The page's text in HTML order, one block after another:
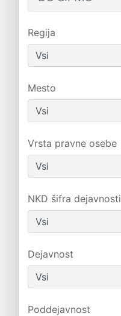
Regija
Mesto
Vrsta pravne osebe
NKD šifra dejavnosti
Dejavnost
Poddejavnost